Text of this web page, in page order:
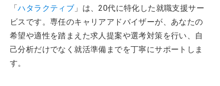
「ハタラクティブ 」は、20代に特化した就職支援サー
ビスです。専任のキャリアアドバイザーが、あなたの
希望や適性を踏まえた求人提案や選考対策を行い、自
己分析だけでなく就活準備までを丁寧にサポートしま
す。